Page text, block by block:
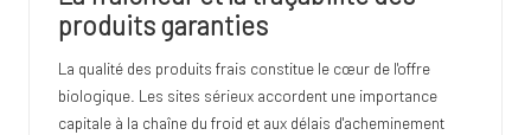
produits garanties
La qualité des produits frais constitue le cœur de l'offre
biologique. Les sites sérieux accordent une importance
capitale à la chaîne du froid et aux délais d'acheminement